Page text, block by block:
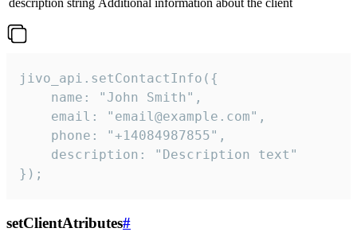
description string Additional information about the client
jivo_api.setContactInfo({
    name: "John Smith",
    email: "email@example.com",
    phone: "+14084987855",
    description: "Description text"
});
setClientAtributes#